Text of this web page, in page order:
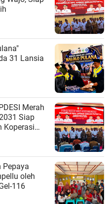
31 Lansia
Merah
Siap
Koperasi
Pepaya
oleh
116